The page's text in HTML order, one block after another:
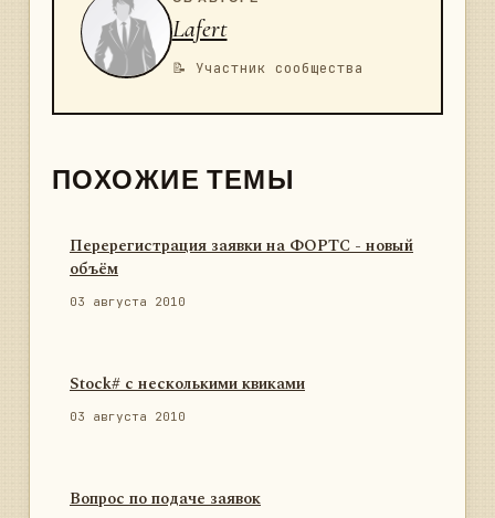
Lafert
📝 Участник сообщества
ПОХОЖИЕ ТЕМЫ
Перерегистрация заявки на ФОРТС - новый
объём
03 августа 2010
Stock# с несколькими квиками
03 августа 2010
Вопрос по подаче заявок